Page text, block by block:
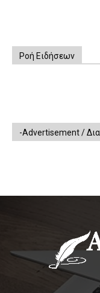
Ροή Ειδήσεων
-Advertisement /